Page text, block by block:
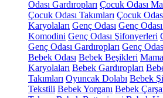
Odası Gardıropları Çocuk Odası
Çocuk Odası Takımları Çocuk
Karyolaları Genç Odası Genç
Komodini Genç Odası Şifonyerleri
Genç Odası Gardıropları Genç
Bebek Odası Bebek Beşikleri
Karyolaları Bebek Gardıropları
Takımları Oyuncak Dolabı Bebek
Tekstili Bebek Yorganı Bebek